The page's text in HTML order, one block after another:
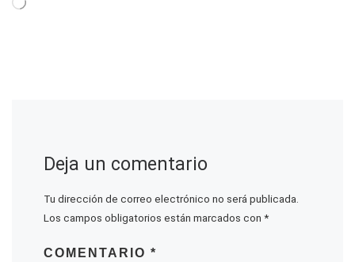
Cargando...
Deja un comentario
Tu dirección de correo electrónico no será publicada.
Los campos obligatorios están marcados con *
COMENTARIO *